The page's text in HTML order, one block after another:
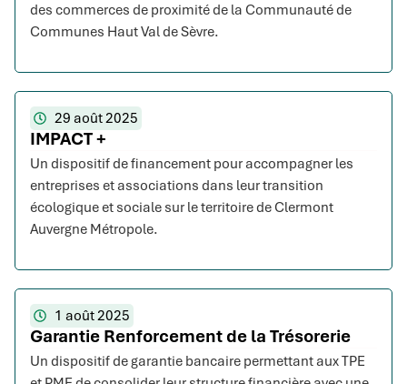
des commerces de proximité de la Communauté de
Communes Haut Val de Sèvre.
29 août 2025
IMPACT +
Un dispositif de financement pour accompagner les
entreprises et associations dans leur transition
écologique et sociale sur le territoire de Clermont
Auvergne Métropole.
1 août 2025
Garantie Renforcement de la Trésorerie
Un dispositif de garantie bancaire permettant aux TPE